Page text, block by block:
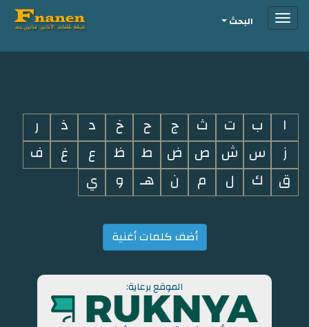
i
Toggleالبحث
ا ب ت ث ج ح خ د ذ
ر
ز
س ش ص ض ط ظ ع غ
ف
ق
ك ل م ن هـ و ي
أضف كلمات أغنية
الموقع برعاية: